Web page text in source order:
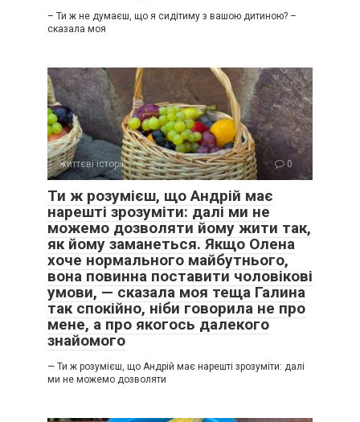
– Ти ж не думаєш, що я сидітиму з вашою дитиною? –
сказала моя
життєві історії 0
Ти ж розумієш, що Андрій має
нарешті зрозуміти: далі ми не
можемо дозволяти йому жити так,
як йому заманеться. Якщо Олена
хоче нормального майбутнього,
вона повинна поставити чоловікові
умови, — сказала моя теща Галина
так спокійно, ніби говорила не про
мене, а про якогось далекого
знайомого
— Ти ж розумієш, що Андрій має нарешті зрозуміти: далі
ми не можемо дозволяти